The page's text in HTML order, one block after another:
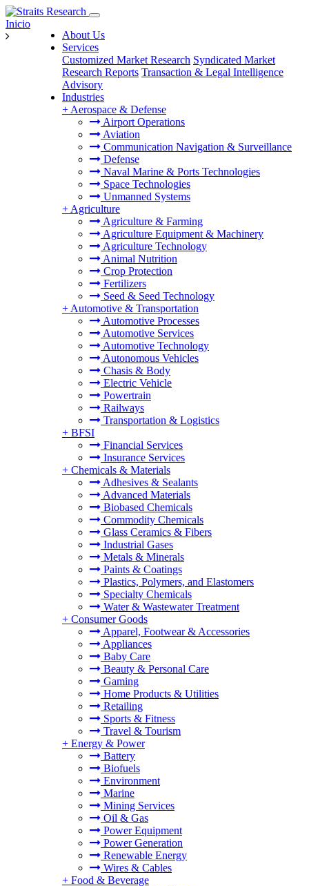
About Us
Services
Customized Market Research Syndicated Market
Research Reports Transaction & Legal Intelligence
Advisory
Industries
+ Aerospace & Defense
Airport Operations
Aviation
Communication Navigation & Surveillance
Defense
Naval Marine & Ports Technologies
Space Technologies
Unmanned Systems
+ Agriculture
Agriculture & Farming
Agriculture Equipment & Machinery
Agriculture Technology
Animal Nutrition
Crop Protection
Fertilizers
Seed & Seed Technology
+ Automotive & Transportation
Automotive Processes
Automotive Services
Automotive Technology
Autonomous Vehicles
Chasis & Body
Electric Vehicle
Powertrain
Railways
Transportation & Logistics
+ BFSI
Financial Services
Insurance Services
+ Chemicals & Materials
Adhesives & Sealants
Advanced Materials
Biobased Chemicals
Commodity Chemicals
Glass Ceramics & Fibers
Industrial Gases
Metals & Minerals
Paints & Coatings
Plastics, Polymers, and Elastomers
Specialty Chemicals
Water & Wastewater Treatment
+ Consumer Goods
Apparel, Footwear & Accessories
Appliances
Baby Care
Beauty & Personal Care
Gaming
Home Products & Utilities
Retailing
Sports & Fitness
Travel & Tourism
+ Energy & Power
Battery
Biofuels
Environment
Marine
Mining Services
Oil & Gas
Power Equipment
Power Generation
Renewable Energy
Wires & Cables
+ Food & Beverage
Inicio